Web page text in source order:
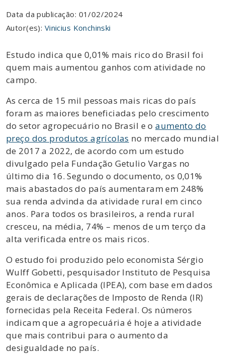
Data da publicação: 01/02/2024
Autor(es): Vinicius Konchinski
Estudo indica que 0,01% mais rico do Brasil foi
quem mais aumentou ganhos com atividade no
campo.
As cerca de 15 mil pessoas mais ricas do país
foram as maiores beneficiadas pelo crescimento
do setor agropecuário no Brasil e oaumento do
preço dos produtos agrícolas no mercado mundial
de 2017 a 2022, de acordo com um estudo
divulgado pela Fundação Getulio Vargas no
último dia 16. Segundo o documento, os 0,01%
mais abastados do país aumentaram em 248%
sua renda advinda da atividade rural em cinco
anos. Para todos os brasileiros, a renda rural
cresceu, na média, 74% – menos de um terço da
alta verificada entre os mais ricos.
O estudo foi produzido pelo economista Sérgio
Wulff Gobetti, pesquisador Instituto de Pesquisa
Econômica e Aplicada (IPEA), com base em dados
gerais de declarações de Imposto de Renda (IR)
fornecidas pela Receita Federal. Os números
indicam que a agropecuária é hoje a atividade
que mais contribui para o aumento da
desigualdade no país.